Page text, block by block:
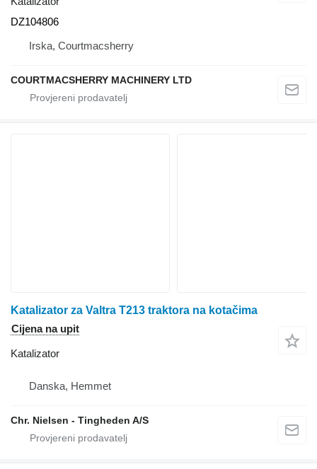
DZ104806
Irska, Courtmacsherry
COURTMACSHERRY MACHINERY LTD
Katalizator za Valtra T213 traktora na kotačima
Cijena na upit
Katalizator
Danska, Hemmet
Chr. Nielsen - Tingheden A/S